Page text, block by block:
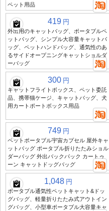
ペット用品
419 円
外出用のキャットバッグ、ポータブルペ
ットバッグ、シンプル大容量キャットバ
ッグ、ペットハンドバッグ、通気性のあ
るサイドオープニングキャットショルダ
ーバッグ
300 円
キャットフライトボックス、ペット委託
品、携帯猫ケージ、キャットバッグ、犬
用カートポートボックス用品
749 円
ペットポータブル宇宙カプセル 屋外キャ
ットバッグ ポータブル折りたたみショル
ダーバッグ 外出バックパック カートゥ
ーン キャットドッグバッグ
1,048 円
ポータブル通気性ペットキャット&ドッ
グバッグ、軽量折りたたみ式アウトイン
グバッグ、小型車ポータブル大容量キャ